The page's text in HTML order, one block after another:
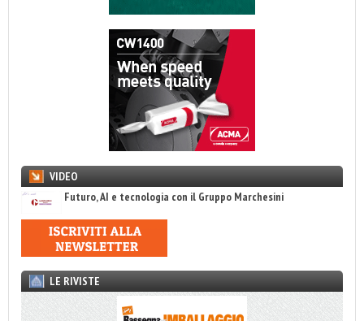
VIDEO
Futuro, AI e tecnologia con il Gruppo Marchesini
LE RIVISTE